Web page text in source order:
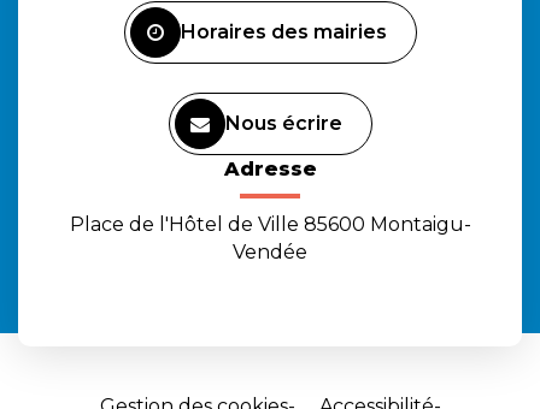
Horaires des mairies
Nous écrire
Adresse
Place de l'Hôtel de Ville 85600 Montaigu-
Vendée